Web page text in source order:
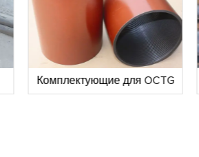
Комплектующие для OCTG